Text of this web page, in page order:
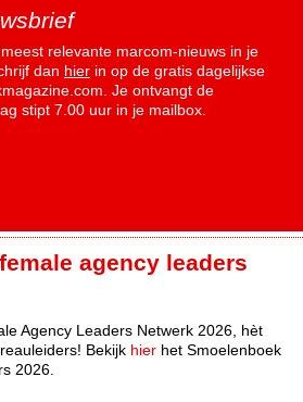
relevante marcom-nieuws in je
dan hier in op de gratis dagelijkse
Je ontvangt de
stipt 7.00 uur in je mailbox.
agency leaders
Agency Leaders Netwerk 2026, hèt
Bekijk hier het Smoelenboek
2026.